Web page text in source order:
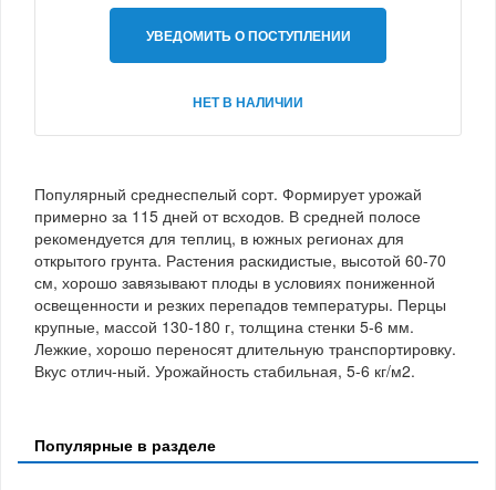
УВЕДОМИТЬ О ПОСТУПЛЕНИИ
НЕТ В НАЛИЧИИ
Популярный среднеспелый сорт. Формирует урожай
примерно за 115 дней от всходов. В средней полосе
рекомендуется для теплиц, в южных регионах для
открытого грунта. Растения раскидистые, высотой 60-70
см, хорошо завязывают плоды в условиях пониженной
освещенности и резких перепадов температуры. Перцы
крупные, массой 130-180 г, толщина стенки 5-6 мм.
Лежкие, хорошо переносят длительную транспортировку.
Вкус отлич-ный. Урожайность стабильная, 5-6 кг/м2.
Популярные в разделе